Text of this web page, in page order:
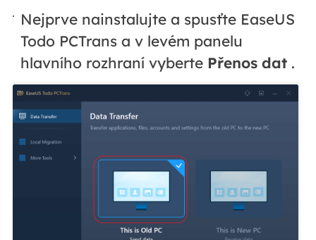
Nejprve nainstalujte a spusťte EaseUS
Todo PCTrans a v levém panelu
hlavního rozhraní vyberte Přenos dat .